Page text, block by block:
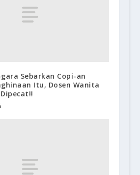
Sebarkan Copi-an
Itu, Dosen Wanita